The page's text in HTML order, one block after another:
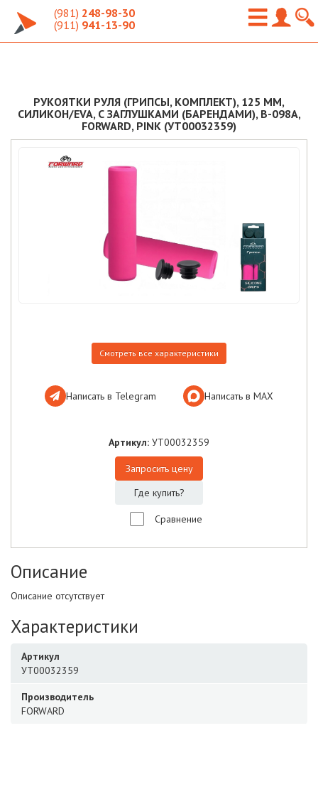
(981) 248-98-30
(911) 941-13-90
РУКОЯТКИ РУЛЯ (ГРИПСЫ, КОМПЛЕКТ), 125 ММ,
СИЛИКОН/EVA, С ЗАГЛУШКАМИ (БАРЕНДАМИ), B-098A,
FORWARD, PINK (УТ00032359)
Смотреть все характеристики
Написать в Telegram Написать в МАХ
Артикул: УТ00032359
Запросить цену
Где купить?
Сравнение
Описание
Описание отсутствует
Характеристики
Артикул
УТ00032359
Производитель
FORWARD